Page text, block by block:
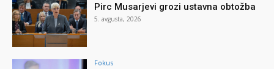
Pirc Musarjevi grozi ustavna obtožba
5. avgusta, 2026
Fokus